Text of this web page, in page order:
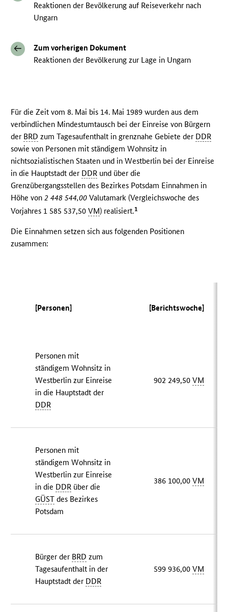
Reaktionen der Bevölkerung auf Reiseverkehr nach
Ungarn
Zum vorherigen Dokument
Reaktionen der Bevölkerung zur Lage in Ungarn
Für die Zeit vom 8. Mai bis 14. Mai 1989 wurden aus dem
verbindlichen Mindestumtausch bei der Einreise von Bürgern
der BRD zum Tagesaufenthalt in grenznahe Gebiete der DDR
sowie von Personen mit ständigem Wohnsitz in
nichtsozialistischen Staaten und in Westberlin bei der Einreise
in die Hauptstadt der DDR und über die
Grenzübergangsstellen des Bezirkes Potsdam Einnahmen in
Höhe von2 448 544,00 Valutamark (Vergleichswoche des
Vorjahres 1 585 537,50VM) realisiert.1
Die Einnahmen setzen sich aus folgenden Positionen
zusammen:
[Personen] [Berichtswoche]
Personen mit
ständigem Wohnsitz in
Westberlin zur Einreise
in die Hauptstadt der
DDR
902 249,50VM
Personen mit
ständigem Wohnsitz in
Westberlin zur Einreise
in die DDR über die
GÜST des Bezirkes
Potsdam
386 100,00VM
Bürger der BRD zum
Tagesaufenthalt in der
Hauptstadt der DDR
599 936,00VM